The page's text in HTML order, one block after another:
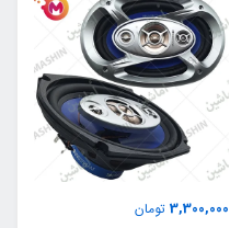
3,300,000 تومان